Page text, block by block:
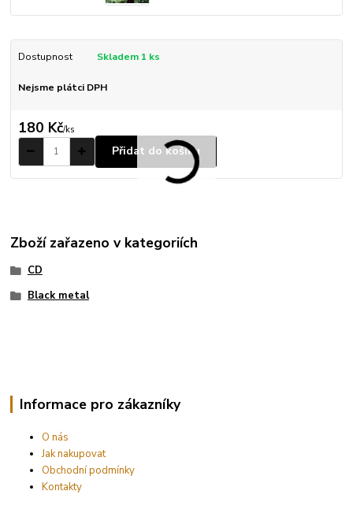
Dostupnost Skladem 1 ks
Nejsme plátci DPH
180 Kč/ks
Přidat do košíku
Zboží zařazeno v kategoriích
CD
Black metal
Informace pro zákazníky
O nás
Jak nakupovat
Obchodní podmínky
Kontakty